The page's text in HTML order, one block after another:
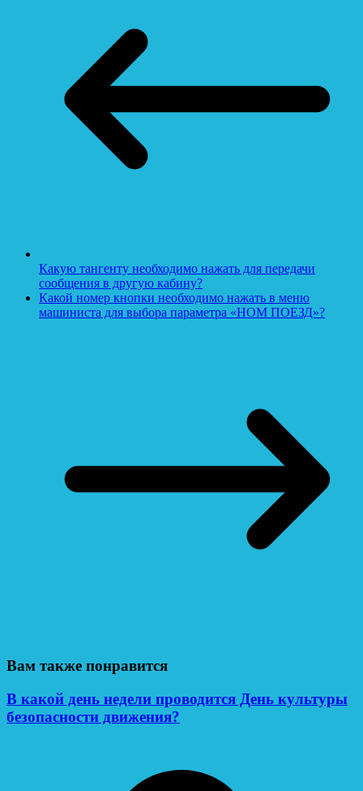
Какую тангенту необходимо нажать для передачи
сообщения в другую кабину?
Какой номер кнопки необходимо нажать в меню
машиниста для выбора параметра «НОМ ПОЕЗД»?
Вам также понравится
В какой день недели проводится День культуры
безопасности движения?